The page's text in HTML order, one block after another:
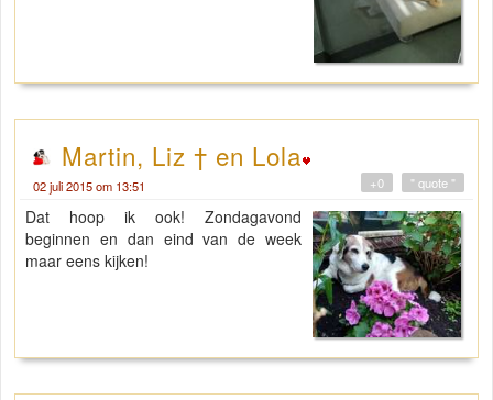
Martin, Liz † en Lola
02 juli 2015 om 13:51 " quote "
+0
Dat hoop ik ook! Zondagavond
beginnen en dan eind van de week
maar eens kijken!